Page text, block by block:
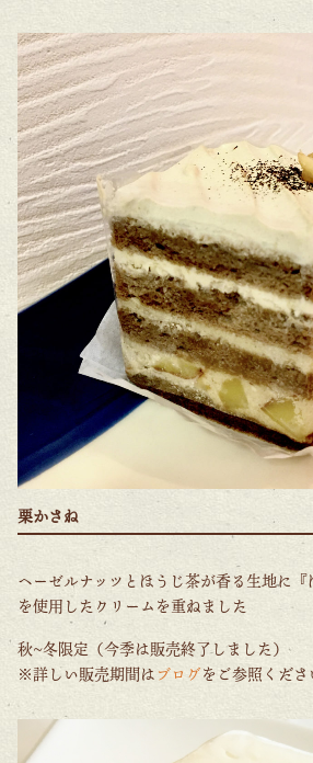
栗かさね
ヘーゼルナッツとほうじ茶が香る生地に
を使用したクリームを重ねました
秋~冬限定（今季は販売終了しました）
※詳しい販売期間はブログをご参照くださ